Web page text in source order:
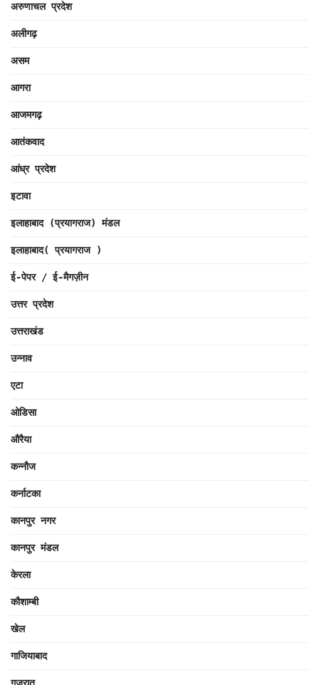
अरुणाचल प्रदेश
अलीगढ़
असम
आगरा
आजमगढ़
आतंकवाद
आंध्र प्रदेश
इटावा
इलाहाबाद (प्रयागराज) मंडल
इलाहाबाद( प्रयागराज )
ई-पेपर / ई-मैगज़ीन
उत्तर प्रदेश
उत्तराखंड
उन्नाव
एटा
ओडिसा
औरैया
कन्नौज
कर्नाटका
कानपुर नगर
कानपुर मंडल
केरला
कौशाम्बी
खेल
गाजियाबाद